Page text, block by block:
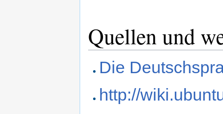
Quellen und
Die
http://